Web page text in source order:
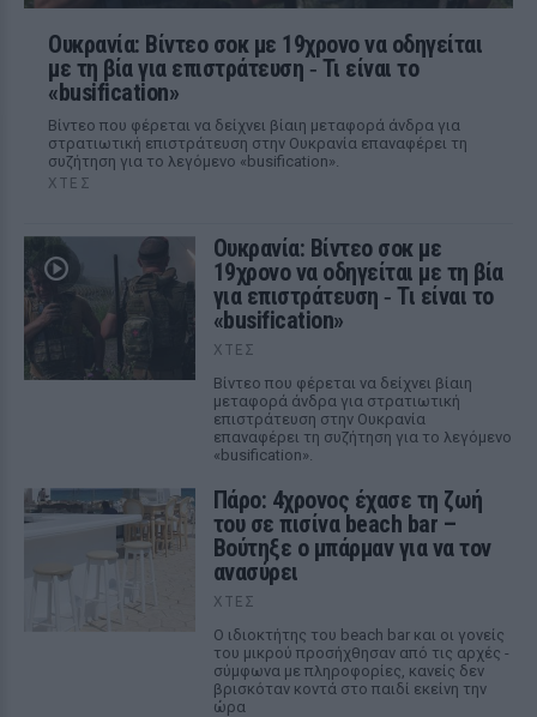
Ουκρανία: Βίντεο σοκ με 19χρονο να οδηγείται
με τη βία για επιστράτευση ‑ Τι είναι το
«busification»
Βίντεο που φέρεται να δείχνει βίαιη μεταφορά άνδρα για
στρατιωτική επιστράτευση στην Ουκρανία επαναφέρει τη
συζήτηση για το λεγόμενο «busification».
ΧΤΕΣ
Ουκρανία: Βίντεο σοκ με
19χρονο να οδηγείται με τη βία
για επιστράτευση ‑ Τι είναι το
«busification»
ΧΤΕΣ
Βίντεο που φέρεται να δείχνει βίαιη
μεταφορά άνδρα για στρατιωτική
επιστράτευση στην Ουκρανία
επαναφέρει τη συζήτηση για το λεγόμενο
«busification».
Πάρο: 4χρονος έχασε τη ζωή
του σε πισίνα beach bar –
Βούτηξε ο μπάρμαν για να τον
ανασύρει
ΧΤΕΣ
Ο ιδιοκτήτης του beach bar και οι γονείς
του μικρού προσήχθησαν από τις αρχές -
σύμφωνα με πληροφορίες, κανείς δεν
βρισκόταν κοντά στο παιδί εκείνη την
ώρα